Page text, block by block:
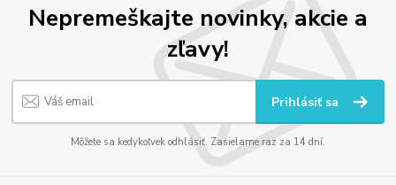
Nepremeškajte novinky, akcie a
zľavy!
Prihlásiť sa
Môžete sa kedykoľvek odhlásiť. Zasielame raz za 14 dní.